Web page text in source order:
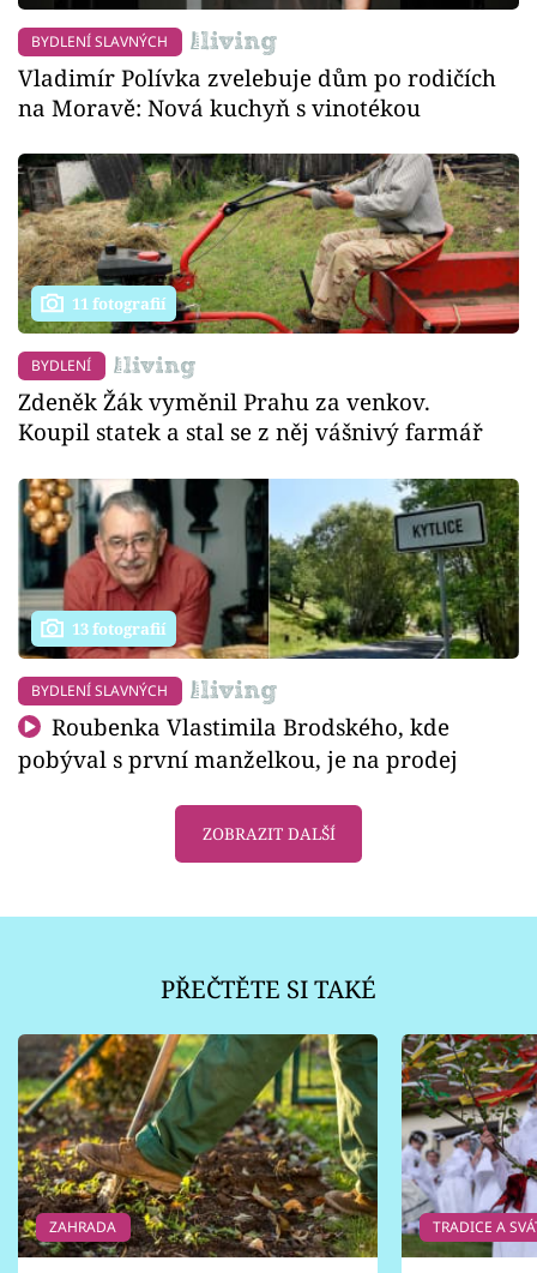
BYDLENÍ SLAVNÝCH
Vladimír Polívka zvelebuje dům po rodičích
na Moravě: Nová kuchyň s vinotékou
11 fotografií
BYDLENÍ
Zdeněk Žák vyměnil Prahu za venkov.
Koupil statek a stal se z něj vášnivý farmář
13 fotografií
BYDLENÍ SLAVNÝCH
Roubenka Vlastimila Brodského, kde
pobýval s první manželkou, je na prodej
ZOBRAZIT DALŠÍ
PŘEČTĚTE SI TAKÉ
ZAHRADA TRADICE A